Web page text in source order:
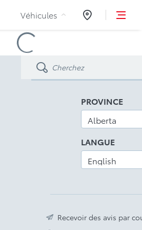
Aller au contenu
Véhicules
Loading
Accessories
PROVINCE
LANGUE
Recevoir des avis par